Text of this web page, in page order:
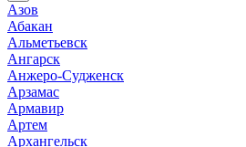
Азов
Абакан
Альметьевск
Ангарск
Анжеро-Судженск
Арзамас
Армавир
Артем
Архангельск